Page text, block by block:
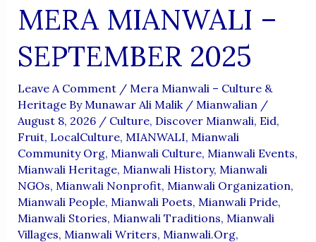
MERA MIANWALI –
SEPTEMBER 2025
Leave A Comment / Mera Mianwali – Culture &
Heritage By Munawar Ali Malik/ Mianwalian /
August 8, 2026 / Culture, Discover Mianwali, Eid,
Fruit, LocalCulture, MIANWALI, Mianwali
Community Org, Mianwali Culture, Mianwali Events,
Mianwali Heritage, Mianwali History, Mianwali
NGOs, Mianwali Nonprofit, Mianwali Organization,
Mianwali People, Mianwali Poets, Mianwali Pride,
Mianwali Stories, Mianwali Traditions, Mianwali
Villages, Mianwali Writers, Mianwali.org,